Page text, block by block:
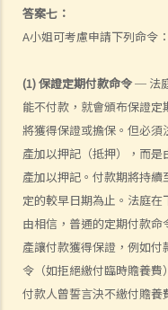
答案七：
A小姐可考慮申請下列命令
(1) 保證定期付款命令─ 法
能不付款，就會頒布保證
將獲得保證或擔保。但必
產加以押記（抵押），而
產加以押記。付款期將持
定的較早日期為止。法庭
由相信，普通的定期付款
產讓付款獲得保證，例如
令（如拒絕繳付臨時贍養費
付款人曾誓言決不繳付贍養
4. 除根據香港《婚姻條例》
香港法律承認？在外國註冊
5. 妾侍和相關子女能否獲法
一方？
D. 離婚（申請離婚之程序和
1. 離婚的理據是什麼？我是
A. 通姦
1. 如果法庭接受配偶通姦作
輔助救濟是否有任何好處？
2. 如果法庭接受我配偶通姦
獲得賠償嗎？